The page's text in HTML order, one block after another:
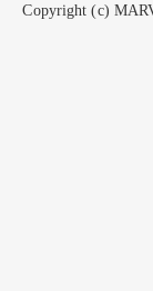
Copyright (c)